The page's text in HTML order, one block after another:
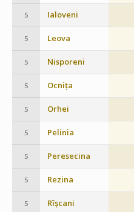
5 Ialoveni
5 Leova
5 Nisporeni
5 Ocnița
5 Orhei
5 Pelinia
5 Peresecina
5 Rezina
5 Rîșcani